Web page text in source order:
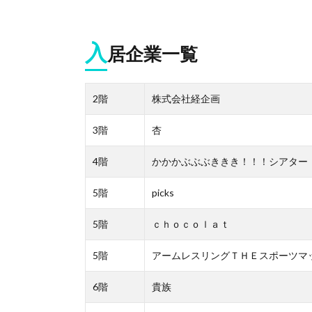
入居企業一覧
2階 株式会社経企画
3階 杏
4階 かかかぶぶぶききき！！！シアター
5階 picks
5階 ｃｈｏｃｏｌａｔ
5階 アームレスリングＴＨＥスポーツマ
6階 貴族